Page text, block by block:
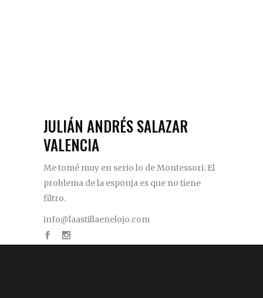
JULIÁN ANDRÉS SALAZAR
VALENCIA
Me tomé muy en serio lo de Montessori. El
problema de la esponja es que no tiene
filtro.
info@laastillaenelojo.com